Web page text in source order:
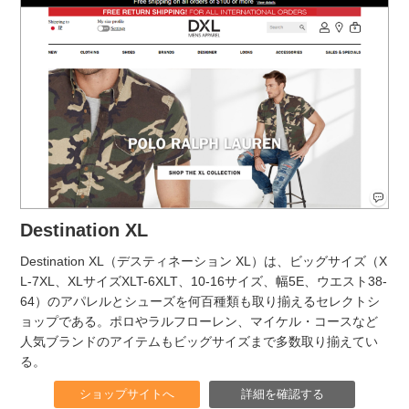
Destination XL
Destination XL（デスティネーション XL）は、ビッグサイズ（X
L-7XL、XLサイズXLT-6XLT、10-16サイズ、幅5E、ウエスト38-
64）のアパレルとシューズを何百種類も取り揃えるセレクトシ
ョップである。ポロやラルフローレン、マイケル・コースなど
人気ブランドのアイテムもビッグサイズまで多数取り揃えてい
る。
ショップサイトへ 詳細を確認する